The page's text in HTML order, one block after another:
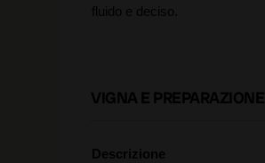
fluido e deciso.
VIGNA E PREPARAZIONE
Descrizione